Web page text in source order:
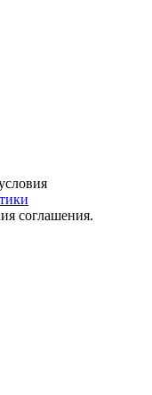
соглашения.